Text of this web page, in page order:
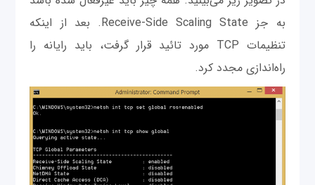
به جز Receive-Side Scaling State. بعد از اینکه
تنظیمات TCP مورد تائید قرار گرفت، باید رایانه را
راه‌اندازی مجدد کرد.